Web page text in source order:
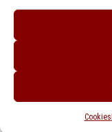
Cookies